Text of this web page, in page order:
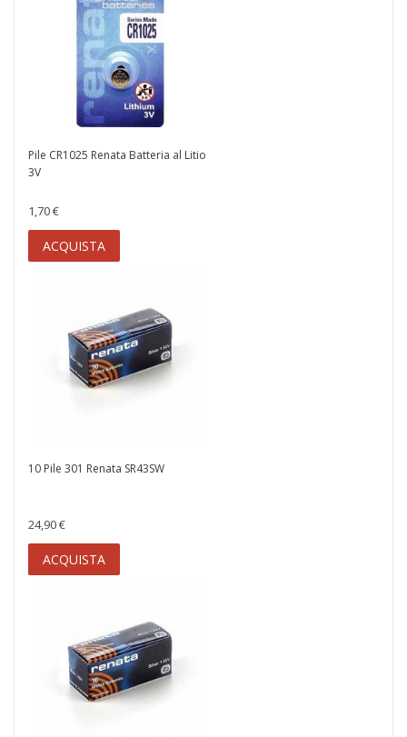
Pile CR1025 Renata Batteria al Litio
3V
1,70 €
ACQUISTA
10 Pile 301 Renata SR43SW
24,90 €
ACQUISTA